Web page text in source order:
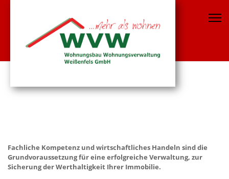
Fachliche Kompetenz und wirtschaftliches Handeln sind die
Grundvoraussetzung für eine erfolgreiche Verwaltung, zur
Sicherung der Werthaltigkeit Ihrer Immobilie.